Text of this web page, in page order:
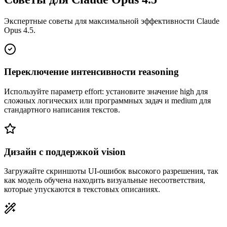
Экспертные советы для максимальной эффективности Claude
Opus 4.5.
Переключение интенсивности reasoning
Используйте параметр effort: установите значение high для
сложных логических или программных задач и medium для
стандартного написания текстов.
Дизайн с поддержкой vision
Загружайте скриншоты UI-ошибок высокого разрешения, так
как модель обучена находить визуальные несоответствия,
которые упускаются в текстовых описаниях.